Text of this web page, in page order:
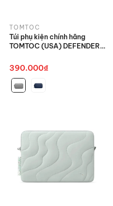
TOMTOC
Túi phụ kiện chính hãng
TOMTOC (USA) DEFENDER
390.000₫